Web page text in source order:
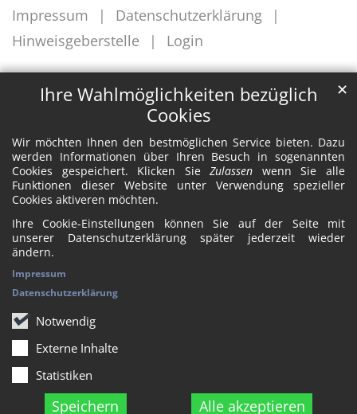
Ihre Wahlmöglichkeiten bezüglich
Cookies
Wir möchten Ihnen den bestmöglichen Service bieten. Dazu
werden Informationen über Ihren Besuch in sogenannten
Cookies gespeichert. Klicken SieZulassen wenn Sie alle
Funktionen dieser Website unter Verwendung spezieller
Cookies aktiveren möchten.
Ihre Cookie-Einstellungen können Sie auf der Seite mit
unserer Datenschutzerklärung später jederzeit wieder
ändern.
Notwendig
Externe Inhalte
Statistiken
Speichern Alle akzeptieren
✕
Impressum
Datenschutzerklärung
Impressum
Datenschutzerklärung
Hinweisgeberstelle
Login